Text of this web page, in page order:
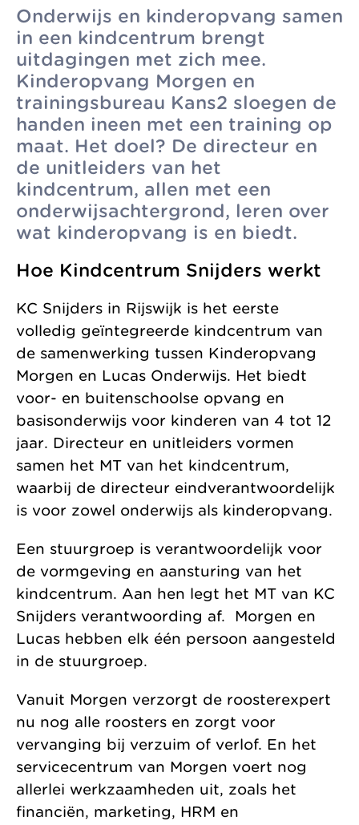
zonder
winstoogmerk,
voor de wereld van
morgen.
Kinderopvang
Samenwerkingen
Organisatie
Jaarverslag
Allemaal vanuit
één gedeelde visie.
Onderwijs en kinderopvang samen
in een kindcentrum brengt
uitdagingen met zich mee.
Kinderopvang Morgen en
trainingsbureau Kans2 sloegen de
handen ineen met een training op
maat. Het doel? De directeur en
de unitleiders van het
kindcentrum, allen met een
onderwijsachtergrond, leren over
wat kinderopvang is en biedt.
Hoe Kindcentrum Snijders werkt
KC Snijders in Rijswijk is het eerste
volledig geïntegreerde kindcentrum van
de samenwerking tussen Kinderopvang
Morgen en Lucas Onderwijs. Het biedt
voor- en buitenschoolse opvang en
basisonderwijs voor kinderen van 4 tot 12
jaar. Directeur en unitleiders vormen
samen het MT van het kindcentrum,
waarbij de directeur eindverantwoordelijk
is voor zowel onderwijs als kinderopvang.
Een stuurgroep is verantwoordelijk voor
de vormgeving en aansturing van het
kindcentrum. Aan hen legt het MT van KC
Snijders verantwoording af. Morgen en
Lucas hebben elk één persoon aangesteld
in de stuurgroep.
Vanuit Morgen verzorgt de roosterexpert
nu nog alle roosters en zorgt voor
vervanging bij verzuim of verlof. En het
servicecentrum van Morgen voert nog
allerlei werkzaamheden uit, zoals het
financiën, marketing, HRM en